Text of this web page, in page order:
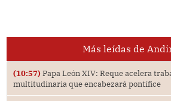
Más leídas de
(10:57) Papa León XIV: Reque acelera
multitudinaria que encabezará pontífice